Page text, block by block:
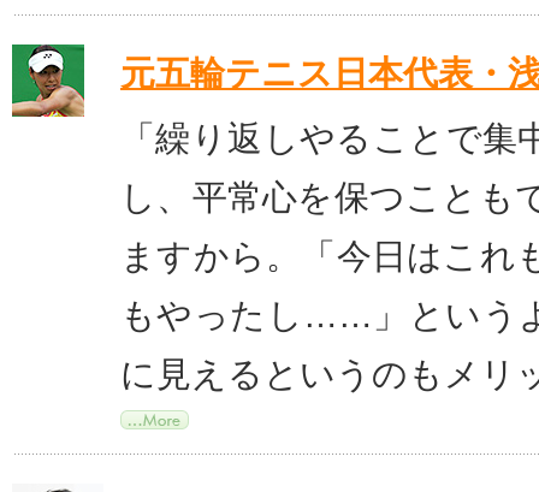
元五輪テニス日本代表・
「繰り返しやることで集
し、平常心を保つことも
ますから。「今日はこれ
もやったし……」という
に見えるというのもメリ